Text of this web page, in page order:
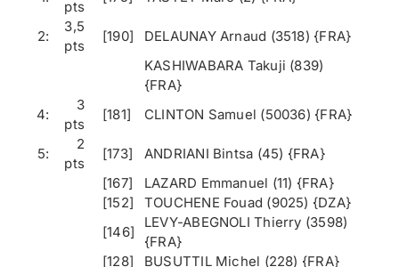
pts
2:
3,5
pts
[190]
DELAUNAY Arnaud (3518) {FRA}
KASHIWABARA Takuji (839)
{FRA}
4:
3
pts
[181] CLINTON Samuel (50036) {FRA}
5:
2
pts
[173]
ANDRIANI Bintsa (45) {FRA}
[167]
LAZARD Emmanuel (11) {FRA}
[152]
TOUCHENE Fouad (9025) {DZA}
[146]
LEVY-ABEGNOLI Thierry (3598)
{FRA}
[128]
BUSUTTIL Michel (228) {FRA}